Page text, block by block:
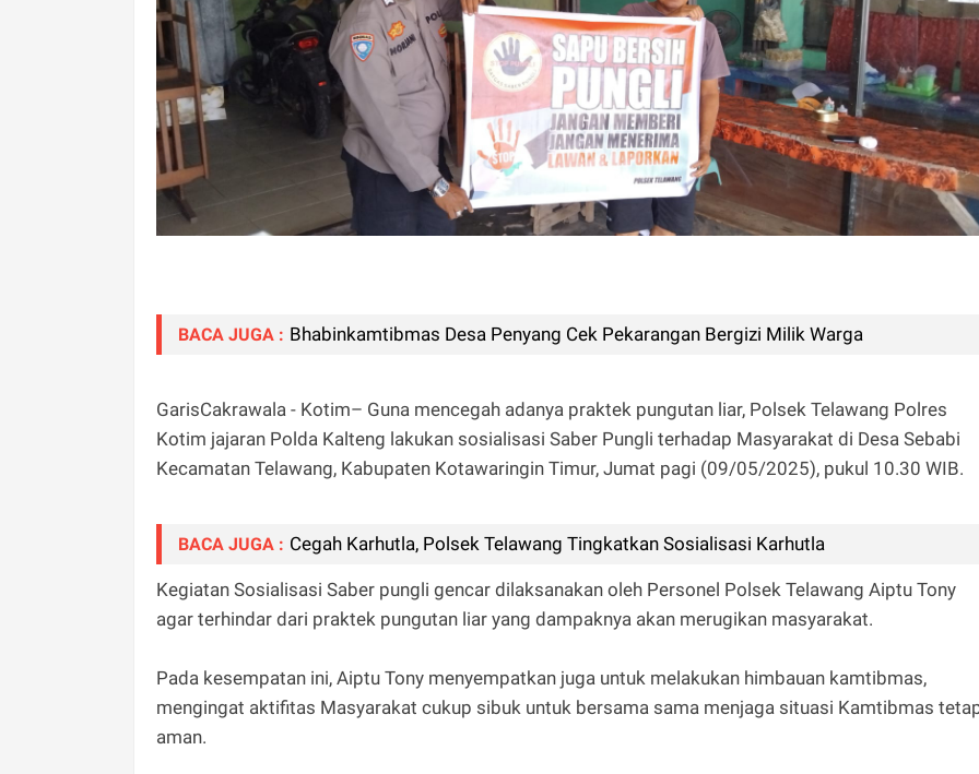
BACA JUGA : Bhabinkamtibmas Desa Penyang Cek Pekarangan Bergizi Milik Warga
GarisCakrawala - Kotim– Guna mencegah adanya praktek pungutan liar, Polsek Telawang Polres
Kotim jajaran Polda Kalteng lakukan sosialisasi Saber Pungli terhadap Masyarakat di Desa Sebabi
Kecamatan Telawang, Kabupaten Kotawaringin Timur, Jumat pagi (09/05/2025), pukul 10.30 WIB.
BACA JUGA : Cegah Karhutla, Polsek Telawang Tingkatkan Sosialisasi Karhutla
Kegiatan Sosialisasi Saber pungli gencar dilaksanakan oleh Personel Polsek Telawang Aiptu Tony
agar terhindar dari praktek pungutan liar yang dampaknya akan merugikan masyarakat.
Pada kesempatan ini, Aiptu Tony menyempatkan juga untuk melakukan himbauan kamtibmas,
mengingat aktifitas Masyarakat cukup sibuk untuk bersama sama menjaga situasi Kamtibmas
aman.